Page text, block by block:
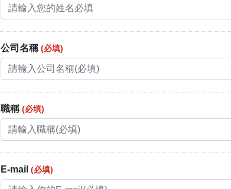
公司名稱 (必填)
職稱 (必填)
E-mail (必填)